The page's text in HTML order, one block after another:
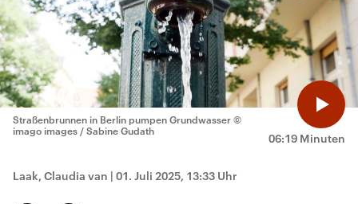
06:19 Minuten
Straßenbrunnen in Berlin pumpen Grundwasser ©
imago images / Sabine Gudath
Laak, Claudia van | 01. Juli 2025, 13:33 Uhr